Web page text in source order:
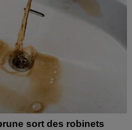
sort des robinets